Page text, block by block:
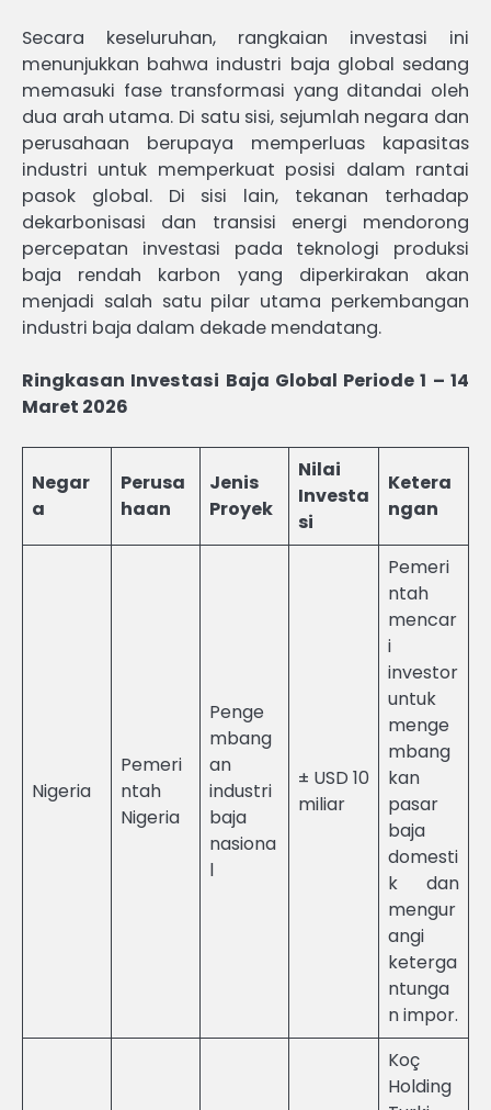
Secara keseluruhan, rangkaian investasi ini
menunjukkan bahwa industri baja global sedang
memasuki fase transformasi yang ditandai oleh
dua arah utama. Di satu sisi, sejumlah negara dan
perusahaan berupaya memperluas kapasitas
industri untuk memperkuat posisi dalam rantai
pasok global. Di sisi lain, tekanan terhadap
dekarbonisasi dan transisi energi mendorong
percepatan investasi pada teknologi produksi
baja rendah karbon yang diperkirakan akan
menjadi salah satu pilar utama perkembangan
industri baja dalam dekade mendatang.
Ringkasan Investasi Baja Global Periode 1 – 14
Maret 2026
Negar
a
Perusa
haan
Jenis
Proyek
Nilai
Investa
si
Ketera
ngan
Nigeria
Pemeri
ntah
Nigeria
Penge
mbang
an
industri
baja
nasiona
l
± USD 10
miliar
Pemeri
ntah
mencar
i
investor
untuk
menge
mbang
kan
pasar
baja
domesti
k dan
mengur
angi
keterga
ntunga
n impor.
Koç
Holding